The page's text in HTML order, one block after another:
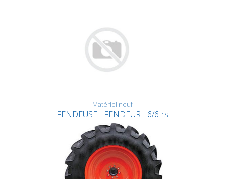
Matériel neuf
FENDEUSE - FENDEUR - 6/6-rs